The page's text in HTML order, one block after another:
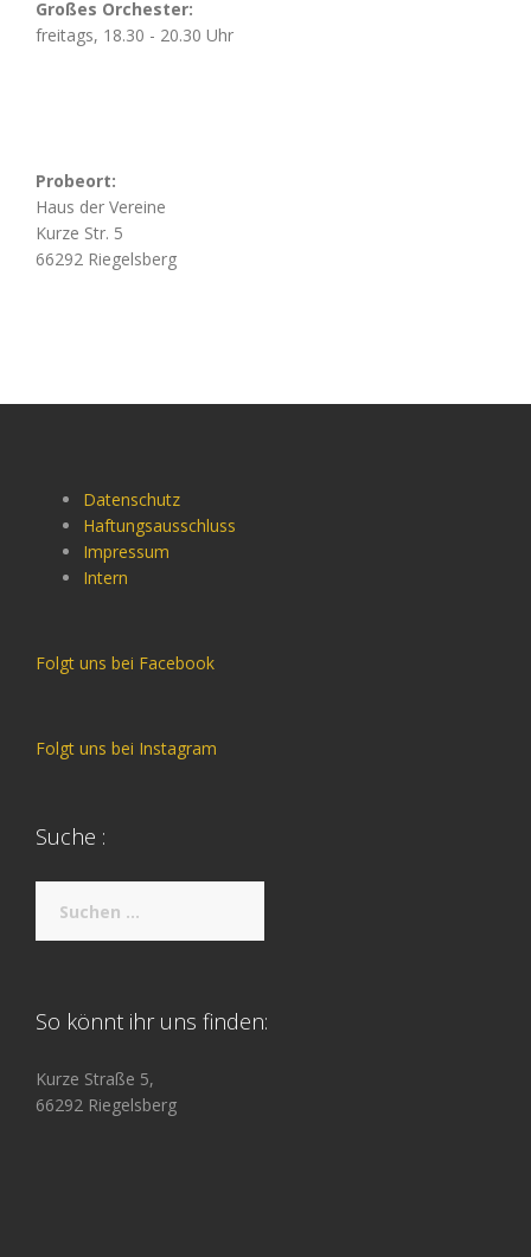
Großes Orchester:
freitags, 18.30 - 20.30 Uhr
Probeort:
Haus der Vereine
Kurze Str. 5
66292 Riegelsberg
Datenschutz
Haftungsausschluss
Impressum
Intern
Folgt uns bei Facebook
Folgt uns bei Instagram
Suche :
nach:
So könnt ihr uns finden:
Kurze Straße 5,
66292 Riegelsberg